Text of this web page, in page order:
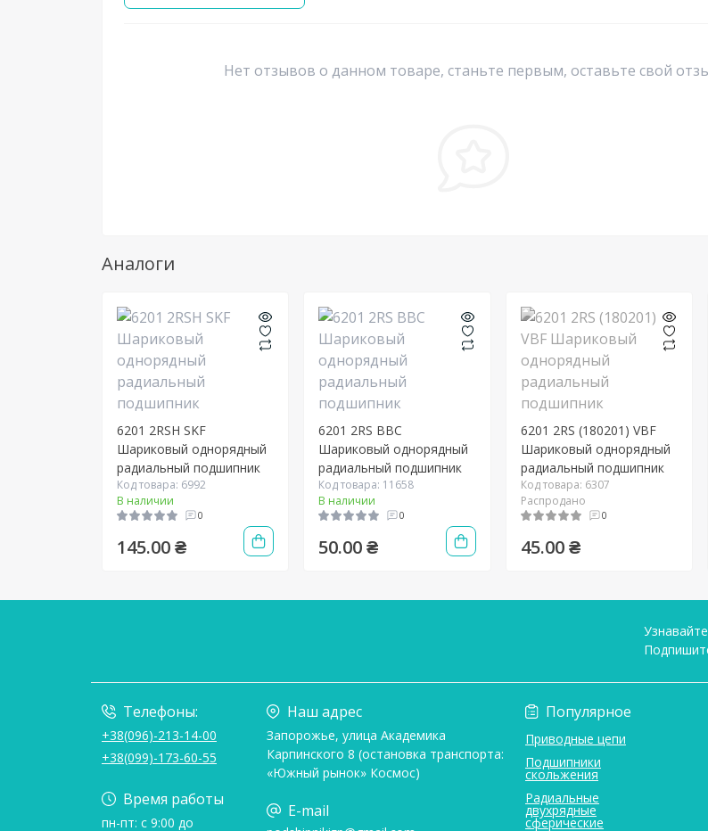
Нет отзывов о данном товаре, станьте первым, оставьте свой
Аналоги
6201 2RSH SKF
Шариковый однорядный
радиальный подшипник
Код товара: 6992
В наличии
0
145.00 ₴
6201 2RS BBC
Шариковый однорядный
радиальный подшипник
Код товара: 11658
В наличии
0
50.00 ₴
6201 2RS (180201) VBF
Шариковый однорядный
радиальный подшипник
Код товара: 6307
Распродано
0
45.00 ₴
Телефоны:
+38(096)-213-14-00
+38(099)-173-60-55
Время работы
пн-пт: с 9:00 до
Наш адрес
Запорожье, улица Академика
Карпинского 8 (остановка транспорта:
«Южный рынок» Космос)
E-mail
Популярное
Приводные цепи
Подшипники
скольжения
Радиальные
двухрядные
сферические